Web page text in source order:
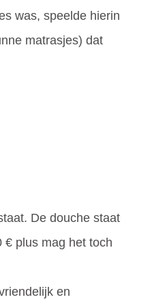
was, speelde hierin
matrasjes) dat
De douche staat
€ plus mag het toch
en